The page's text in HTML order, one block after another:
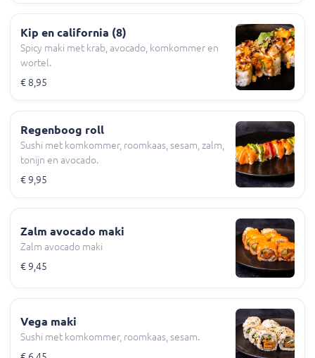
Kip en california (8)
Spicy maki met krab, avocado, komkommer en
wortel.
€ 8,95
Regenboog roll
Sushi met komkommer, roomkaas, sesam, zalm,
tonijn en avocado.
€ 9,95
Zalm avocado maki
Zalm avocado maki
€ 9,45
Vega maki
Sushi met komkommer, roomkaas, sesam.